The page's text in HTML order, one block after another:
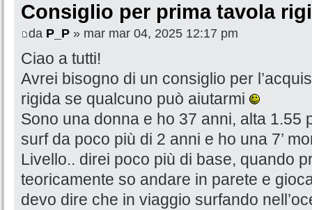
Consiglio per prima tavola
da P_P » mar mar 04, 2025 12:17 pm
Ciao a tutti!
Avrei bisogno di un consiglio per
rigida se qualcuno può aiutarmi
Sono una donna e ho 37 anni, alta 1.55
surf da poco più di 2 anni e ho una 7’
Livello.. direi poco più di base, quando
teoricamente so andare in parete e
devo dire che in viaggio surfando